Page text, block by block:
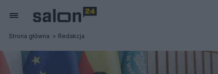
Strona główna Redakcja